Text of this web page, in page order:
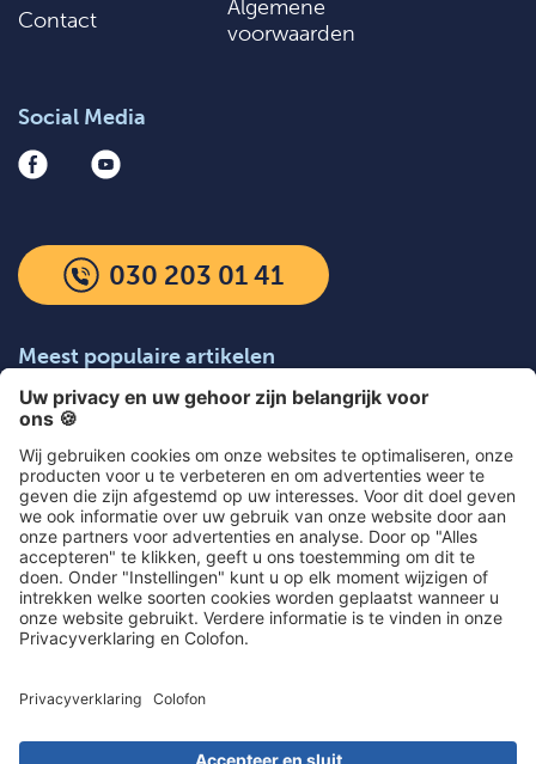
Contact
Algemene
voorwaarden
Social Media
030 203 01 41
Meest populaire artikelen
Artikel kiezen
Dit zeggen onze klanten over ons: